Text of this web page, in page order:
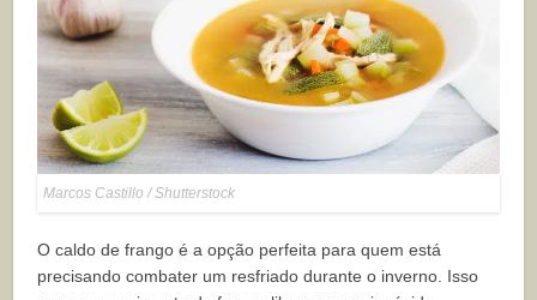
Marcos Castillo / Shutterstock
O caldo de frango é a opção perfeita para quem está
precisando combater um resfriado durante o inverno. Isso